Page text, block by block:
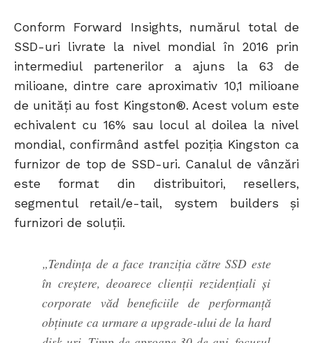
Conform Forward Insights, numărul total de
SSD-uri livrate la nivel mondial în 2016 prin
intermediul partenerilor a ajuns la 63 de
milioane, dintre care aproximativ 10,1 milioane
de unități au fost Kingston®. Acest volum este
echivalent cu 16% sau locul al doilea la nivel
mondial, confirmând astfel poziția Kingston ca
furnizor de top de SSD-uri. Canalul de vânzări
este format din distribuitori, resellers,
segmentul retail/e-tail, system builders și
furnizori de soluții.
„Tendința de a face tranziția către SSD este
în creștere, deoarece clienții rezidențiali și
corporate văd beneficiile de performanță
obținute ca urmare a upgrade-ului de la hard